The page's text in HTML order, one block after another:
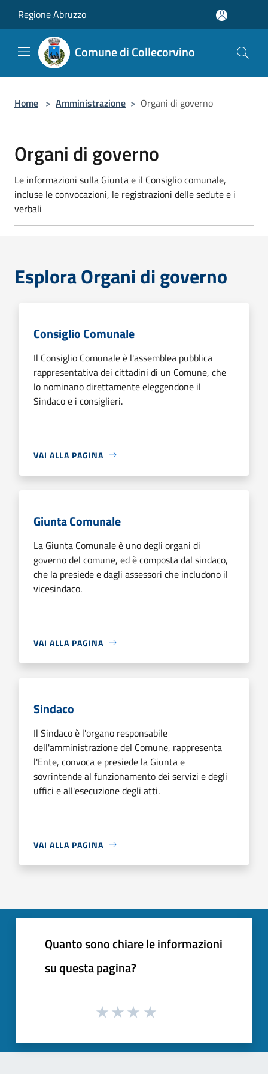
Regione Abruzzo
Comune di Collecorvino
Home > Amministrazione > Organi di governo
Organi di governo
Le informazioni sulla Giunta e il Consiglio comunale,
incluse le convocazioni, le registrazioni delle sedute e i
verbali
Esplora Organi di governo
Consiglio Comunale
Il Consiglio Comunale è l'assemblea pubblica
rappresentativa dei cittadini di un Comune, che
lo nominano direttamente eleggendone il
Sindaco e i consiglieri.
VAI ALLA PAGINA
Giunta Comunale
La Giunta Comunale è uno degli organi di
governo del comune, ed è composta dal sindaco,
che la presiede e dagli assessori che includono il
vicesindaco.
VAI ALLA PAGINA
Sindaco
Il Sindaco è l'organo responsabile
dell'amministrazione del Comune, rappresenta
l'Ente, convoca e presiede la Giunta e
sovrintende al funzionamento dei servizi e degli
uffici e all'esecuzione degli atti.
VAI ALLA PAGINA
Quanto sono chiare le informazioni
su questa pagina?